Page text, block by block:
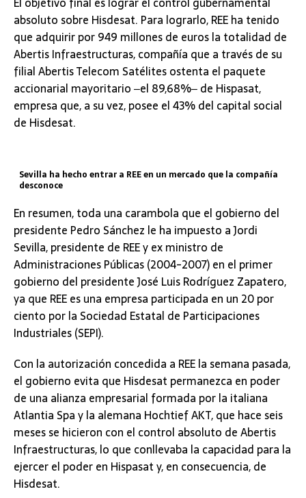
absoluto sobre Hisdesat. Para lograrlo, REE ha tenido
que adquirir por 949 millones de euros la totalidad de
Abertis Infraestructuras, compañía que a través de su
filial Abertis Telecom Satélites ostenta el paquete
accionarial mayoritario ‒el 89,68%‒ de Hispasat,
empresa que, a su vez, posee el 43% del capital social
de Hisdesat.
Sevilla ha hecho entrar a REE en un mercado que la compañía
desconoce
En resumen, toda una carambola que el gobierno del
presidente Pedro Sánchez le ha impuesto a Jordi
Sevilla, presidente de REE y ex ministro de
Administraciones Públicas (2004-2007) en el primer
gobierno del presidente José Luis Rodríguez Zapatero,
ya que REE es una empresa participada en un 20 por
ciento por la Sociedad Estatal de Participaciones
Industriales (SEPI).
Con la autorización concedida a REE la semana pasada,
el gobierno evita que Hisdesat permanezca en poder
de una alianza empresarial formada por la italiana
Atlantia Spa y la alemana Hochtief AKT, que hace seis
meses se hicieron con el control absoluto de Abertis
Infraestructuras, lo que conllevaba la capacidad para la
ejercer el poder en Hispasat y, en consecuencia, de
Hisdesat.